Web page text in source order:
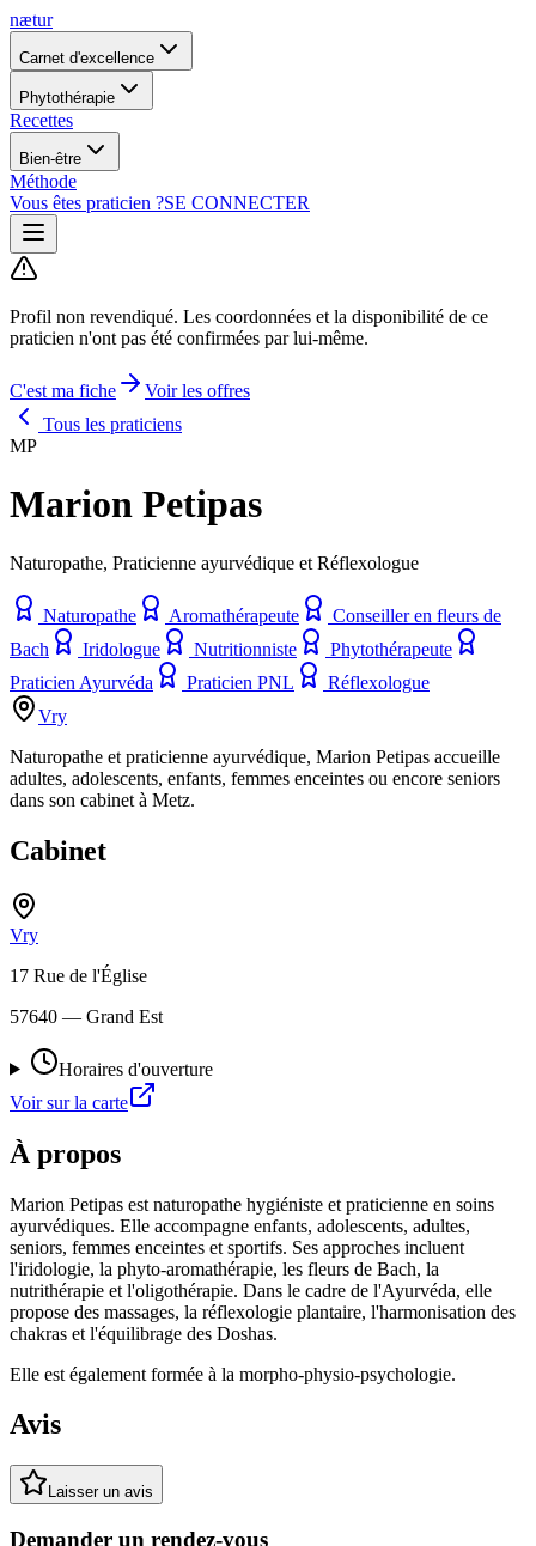
nætur
Carnet d'excellence
Phytothérapie
Recettes
Bien-être
Méthode
Vous êtes praticien ?SE CONNECTER
Profil non revendiqué. Les coordonnées et la disponibilité de ce
praticien n'ont pas été confirmées par lui-même.
C'est ma fiche
Voir les offres
Tous les praticiens
MP
Marion Petipas
Naturopathe, Praticienne ayurvédique et Réflexologue
Naturopathe Aromathérapeute
Conseiller en fleurs de
Bach
Iridologue Nutritionniste
Phytothérapeute
Praticien Ayurvéda
Praticien PNL
Réflexologue
Vry
Naturopathe et praticienne ayurvédique, Marion Petipas accueille
adultes, adolescents, enfants, femmes enceintes ou encore seniors
dans son cabinet à Metz.
Cabinet
Vry
17 Rue de l'Église
57640 — Grand Est
Horaires d'ouverture
Voir sur la carte
À propos
Marion Petipas est naturopathe hygiéniste et praticienne en soins
ayurvédiques. Elle accompagne enfants, adolescents, adultes,
seniors, femmes enceintes et sportifs. Ses approches incluent
l'iridologie, la phyto-aromathérapie, les fleurs de Bach, la
nutrithérapie et l'oligothérapie. Dans le cadre de l'Ayurvéda, elle
propose des massages, la réflexologie plantaire, l'harmonisation des
chakras et l'équilibrage des Doshas.
Elle est également formée à la morpho-physio-psychologie.
Avis
Laisser un avis
Demander un rendez-vous